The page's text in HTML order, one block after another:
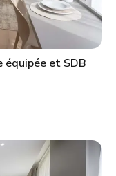
équipée et SDB